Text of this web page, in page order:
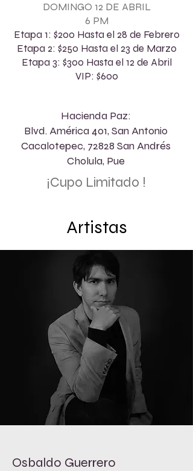
DOMINGO 12 DE ABRIL
6 PM
Etapa 1: $200 Hasta el 28 de Febrero
Etapa 2: $250 Hasta el 23 de Marzo
Etapa 3: $300 Hasta el 12 de Abril
VIP: $600
Hacienda Paz:
Blvd. América 401, San Antonio
Cacalotepec, 72828 San Andrés
Cholula, Pue
¡Cupo Limitado !
Artistas
Osbaldo Guerrero